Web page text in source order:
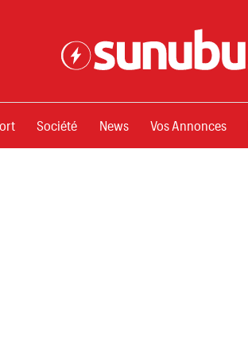
Société News Vos Annonces